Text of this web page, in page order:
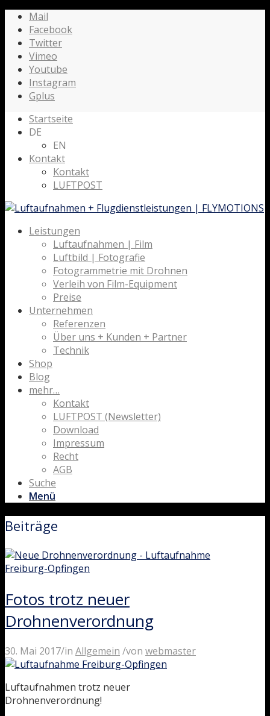
Mail
Facebook
Twitter
Vimeo
Youtube
Instagram
Gplus
Startseite
DE
EN
Kontakt
Kontakt
LUFTPOST
Leistungen
Luftaufnahmen | Film
Luftbild | Fotografie
Fotogrammetrie mit Drohnen
Verleih von Film-Equipment
Preise
Unternehmen
Referenzen
Über uns + Kunden + Partner
Technik
Shop
Blog
mehr…
Kontakt
LUFTPOST (Newsletter)
Download
Impressum
Recht
AGB
Suche
Menü
Beiträge
Fotos trotz neuer
Drohnenverordnung
30. Mai 2017/in Allgemein /von webmaster
Luftaufnahmen trotz neuer
Drohnenverordnung!